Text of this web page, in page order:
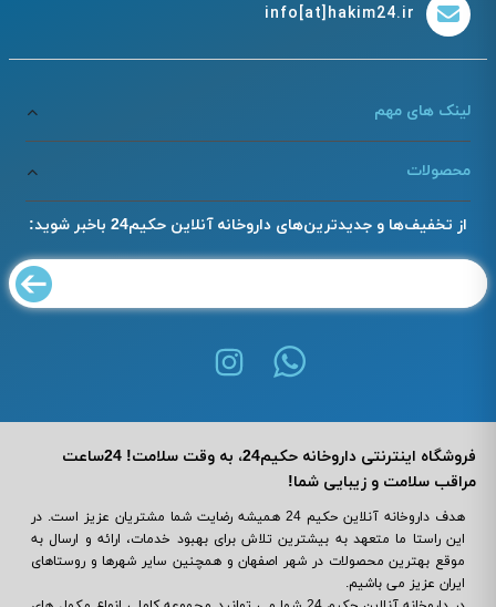
info[at]hakim24.ir
لینک های مهم
محصولات
از تخفیف‌ها و جدیدترین‌های داروخانه آنلاین حکیم24 باخبر شوید:
فروشگاه اینترنتی داروخانه حکیم24، به وقت سلامت! 24ساعت
مراقب سلامت و زیبایی شما!
هدف داروخانه آنلاین حکیم 24 همیشه رضایت شما مشتریان عزیز است. در
این راستا ما متعهد به بیشترین تلاش برای بهبود خدمات، ارائه و ارسال به
موقع بهترین محصولات در شهر اصفهان و همچنین سایر شهرها و روستاهای
ایران عزیز می باشیم.